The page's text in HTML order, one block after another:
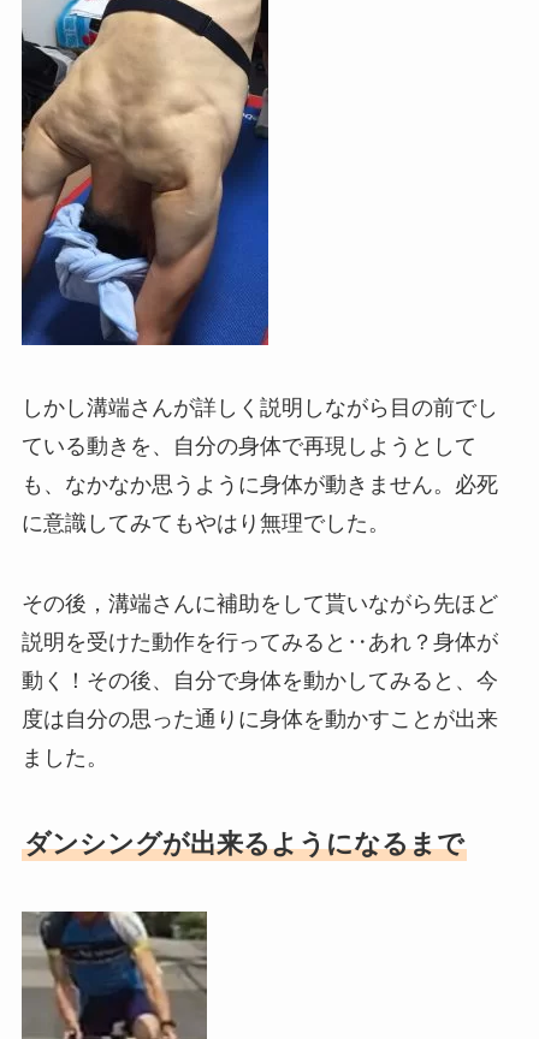
しかし溝端さんが詳しく説明しながら目の前でし
ている動きを、自分の身体で再現しようとして
も、なかなか思うように身体が動きません。必死
に意識してみてもやはり無理でした。
その後，溝端さんに補助をして貰いながら先ほど
説明を受けた動作を行ってみると‥あれ？身体が
動く！その後、自分で身体を動かしてみると、今
度は自分の思った通りに身体を動かすことが出来
ました。
ダンシングが出来るようになるまで